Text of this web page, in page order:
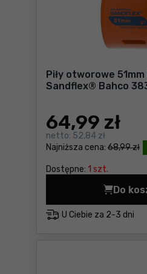
Piły otworowe
Sandflex® Bahco
Najniższa cena: 68,99 zł
64,99 zł
netto: 52,84 zł
Dostępne: 1 szt.
U Ciebie za 2-3 dni
Do